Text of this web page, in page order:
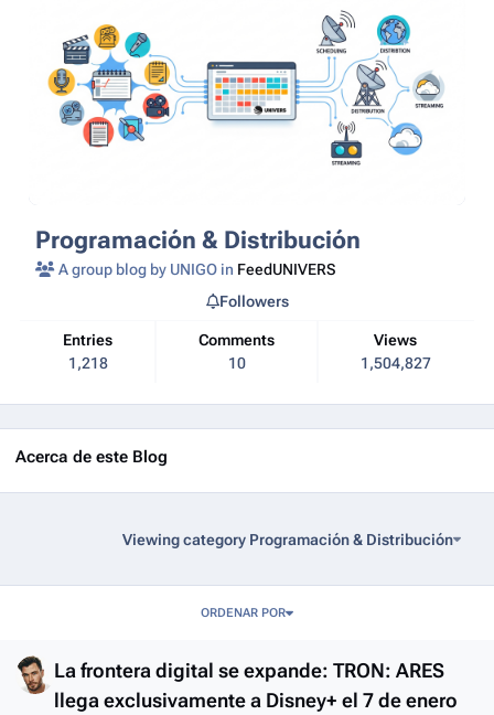
Programación & Distribución
A group blog by UNIGO in FeedUNIVERS
Entries
1,218
Comments
10
Views
1,504,827
Followers
Acerca de este Blog
Viewing category Programación & Distribución
ORDENAR POR
La frontera digital se expande: TRON: ARES
llega exclusivamente a Disney+ el 7 de enero